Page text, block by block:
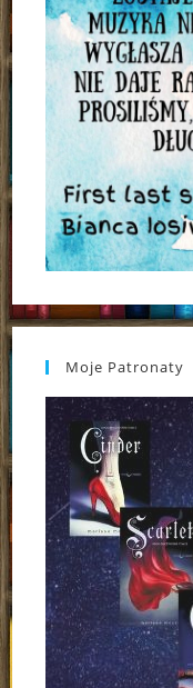
Moje Patronaty